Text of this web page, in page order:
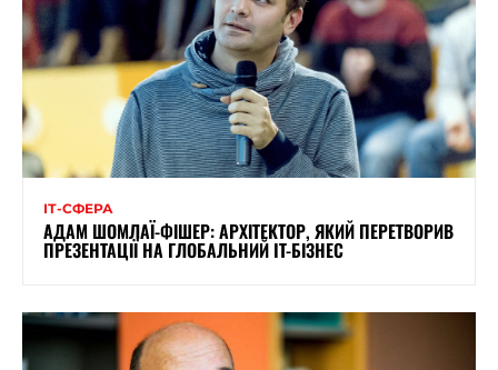
ІТ-СФЕРА
АДАМ ШОМЛАЇ-ФІШЕР: АРХІТЕКТОР, ЯКИЙ ПЕРЕТВОРИВ
ПРЕЗЕНТАЦІЇ НА ГЛОБАЛЬНИЙ IT-БІЗНЕС